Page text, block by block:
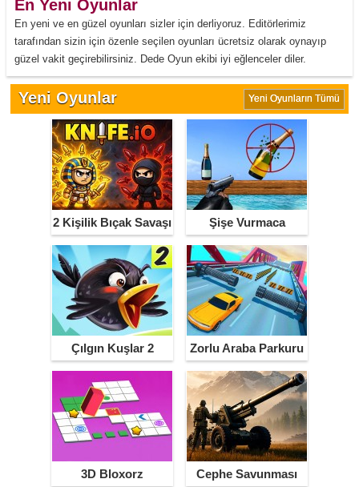
En Yeni Oyunlar
En yeni ve en güzel oyunları sizler için derliyoruz. Editörlerimiz
tarafından sizin için özenle seçilen oyunları ücretsiz olarak oynayıp
güzel vakit geçirebilirsiniz. Dede Oyun ekibi iyi eğlenceler diler.
Yeni Oyunlar Yeni Oyunların Tümü
2 Kişilik Bıçak Savaşı Şişe Vurmaca
Çılgın Kuşlar 2 Zorlu Araba Parkuru
3D Bloxorz Cephe Savunması